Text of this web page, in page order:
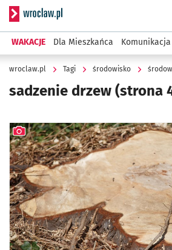
Serwis informacyjny
WAKACJE Dla Mieszkańca Komunikacja
wroclaw.pl Tagi środowisko
sadzenie drzew (strona